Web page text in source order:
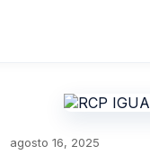
agosto 16, 2025